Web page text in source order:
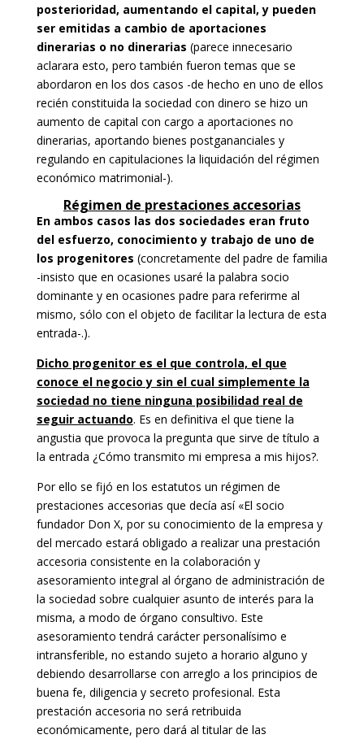
posterioridad, aumentando el capital, y pueden
ser emitidas a cambio de aportaciones
dinerarias o no dinerarias (parece innecesario
aclarara esto, pero también fueron temas que se
abordaron en los dos casos -de hecho en uno de ellos
recién constituida la sociedad con dinero se hizo un
aumento de capital con cargo a aportaciones no
dinerarias, aportando bienes postgananciales y
regulando en capitulaciones la liquidación del régimen
económico matrimonial-).
Régimen de prestaciones accesorias
En ambos casos las dos sociedades eran fruto
del esfuerzo, conocimiento y trabajo de uno de
los progenitores (concretamente del padre de familia
-insisto que en ocasiones usaré la palabra socio
dominante y en ocasiones padre para referirme al
mismo, sólo con el objeto de facilitar la lectura de esta
entrada-.).
Dicho progenitor es el que controla, el que
conoce el negocio y sin el cual simplemente la
sociedad no tiene ninguna posibilidad real de
seguir actuando. Es en definitiva el que tiene la
angustia que provoca la pregunta que sirve de título a
la entrada ¿Cómo transmito mi empresa a mis hijos?.
Por ello se fijó en los estatutos un régimen de
prestaciones accesorias que decía así «El socio
fundador Don X, por su conocimiento de la empresa y
del mercado estará obligado a realizar una prestación
accesoria consistente en la colaboración y
asesoramiento integral al órgano de administración de
la sociedad sobre cualquier asunto de interés para la
misma, a modo de órgano consultivo. Este
asesoramiento tendrá carácter personalísimo e
intransferible, no estando sujeto a horario alguno y
debiendo desarrollarse con arreglo a los principios de
buena fe, diligencia y secreto profesional. Esta
prestación accesoria no será retribuida
económicamente, pero dará al titular de las